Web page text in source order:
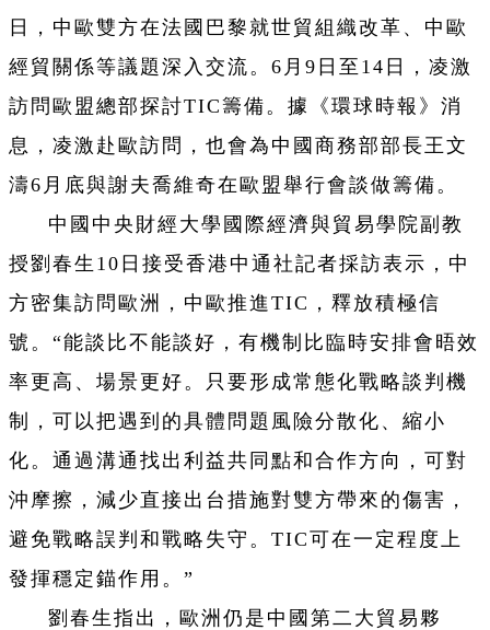
日，中歐雙方在法國巴黎就世貿組織改革、中歐
經貿關係等議題深入交流。6月9日至14日，凌激
訪問歐盟總部探討TIC籌備。據《環球時報》消
息，凌激赴歐訪問，也會為中國商務部部長王文
濤6月底與謝夫喬維奇在歐盟舉行會談做籌備。
中國中央財經大學國際經濟與貿易學院副教
授劉春生10日接受香港中通社記者採訪表示，中
方密集訪問歐洲，中歐推進TIC，釋放積極信
號。“能談比不能談好，有機制比臨時安排會晤效
率更高、場景更好。只要形成常態化戰略談判機
制，可以把遇到的具體問題風險分散化、縮小
化。通過溝通找出利益共同點和合作方向，可對
沖摩擦，減少直接出台措施對雙方帶來的傷害，
避免戰略誤判和戰略失守。TIC可在一定程度上
發揮穩定錨作用。”
劉春生指出，歐洲仍是中國第二大貿易夥